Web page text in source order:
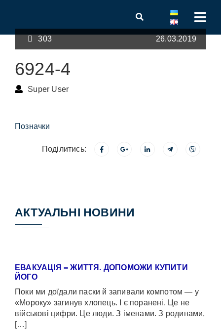
303 26.03.2019
6924-4
Super User
Позначки
Поділитись:
АКТУАЛЬНІ НОВИНИ
ЕВАКУАЦІЯ = ЖИТТЯ. ДОПОМОЖИ КУПИТИ
ЙОГО
Поки ми доїдали паски й запивали компотом — у
«Мороку» загинув хлопець. І є поранені. Це не
військові цифри. Це люди. З іменами. З родинами,
[…]